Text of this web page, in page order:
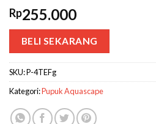
Rp255.000
BELI SEKARANG
SKU:P-4TEFg
Kategori:Pupuk Aquascape